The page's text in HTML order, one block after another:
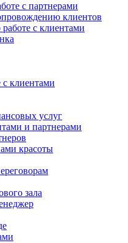
с партнерами
клиентов
с клиентами
с клиентами
услуг
и партнерами
красоты
зала